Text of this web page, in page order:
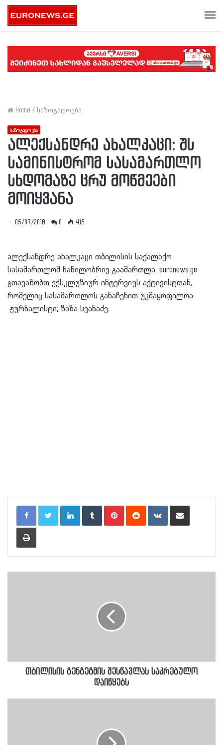
Home / საზოგადოება
საზოგადოება
ალექსანდრე ახალკაცი: შს
სამინისტრომ სასამართლო
სხდომაზე ცრუ მოწმეები
მოიყვანა
05/07/2018 0 415
ალექსანდრე ახალკაცი თბილისის საქალაქო
სასამართლომ ნაწილობრივ გაამართლა. euronews.ge
გთავაზობთ ექსკლუზიურ ინტერვიუს აქტივისტთან,
რომელიც სასამართლოს განაჩენით უკმაყოფილოა.
ჟურნალისტი; ზაზა სვანაძე.
LinkedInTumblr PinterestReddit VKontakteShare via Email
Print
თბილისის გენგეგმის შესწავლას საკრებულო
დაიწყებს